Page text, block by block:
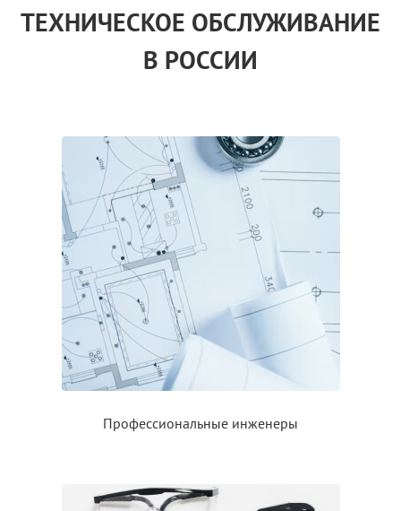
ТЕХНИЧЕСКОЕ ОБСЛУЖИВАНИЕ
В РОССИИ
Профессиональные инженеры